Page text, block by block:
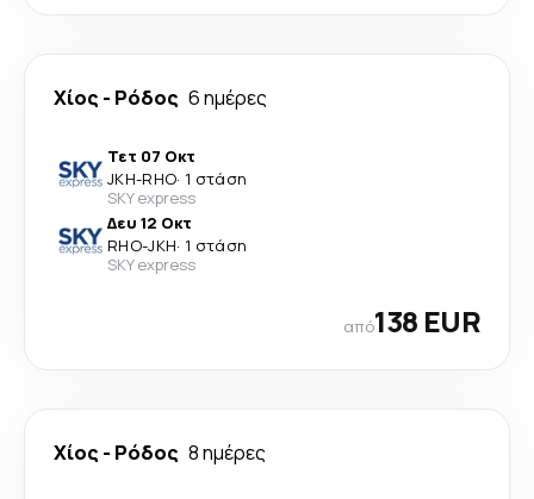
Χίος - Ρόδος 6 ημέρες
Τετ 07 Οκτ
JKH-RHO· 1 στάση
SKY express
Δευ 12 Οκτ
RHO-JKH· 1 στάση
SKY express
από138 EUR
Χίος - Ρόδος 8 ημέρες